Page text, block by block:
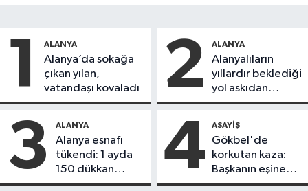
1 ALANYA
Alanya’da sokağa
çıkan yılan,
vatandaşı kovaladı
2 ALANYA
Alanyalıların
yıllardır beklediği
yol askıdan
döndü
3 ALANYA
Alanya esnafı
tükendi: 1 ayda
150 dükkan
kapandı
4 ASAYIŞ
Gökbel'de
korkutan kaza:
Başkanın eşine
motosiklet çarptı